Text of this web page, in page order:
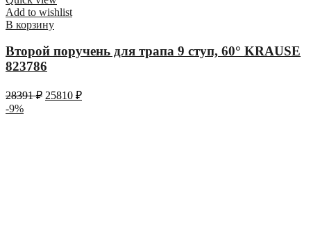
Add to wishlist
В корзину
Второй поручень для трапа 9 ступ, 60° KRAUSE
823786
28391₽ 25810 ₽
-9%